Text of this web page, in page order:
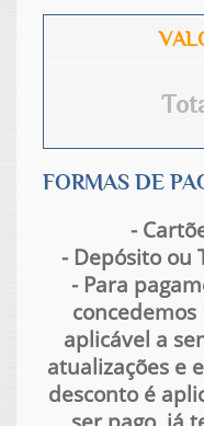
FORMAS DE
-
- Depósito ou
- Para
aplicável a
atualizações e
desconto é